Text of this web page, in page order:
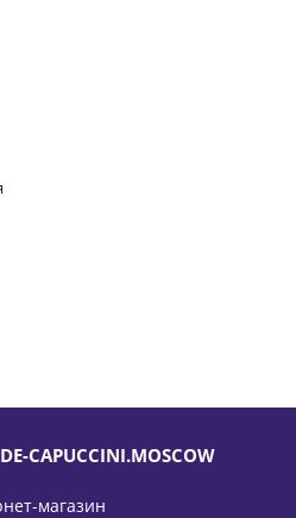
CAPUCCINI.MOSCOW
магазин